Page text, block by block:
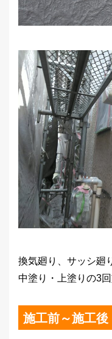
換気廻り、サッシ廻
中塗り・上塗りの3
施工前～施工後